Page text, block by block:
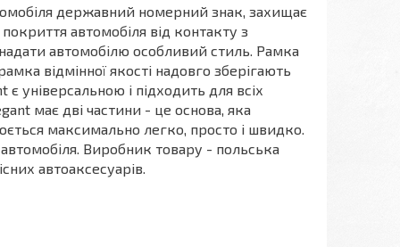
державний номерний знак, захищає
автомобіля від контакту з
автомобілю особливий стиль. Рамка
відмінної якості надовго зберігають
універсальною і підходить для всіх
має дві частини - це основа, яка
максимально легко, просто і швидко.
Виробник товару - польська
автоаксесуарів.